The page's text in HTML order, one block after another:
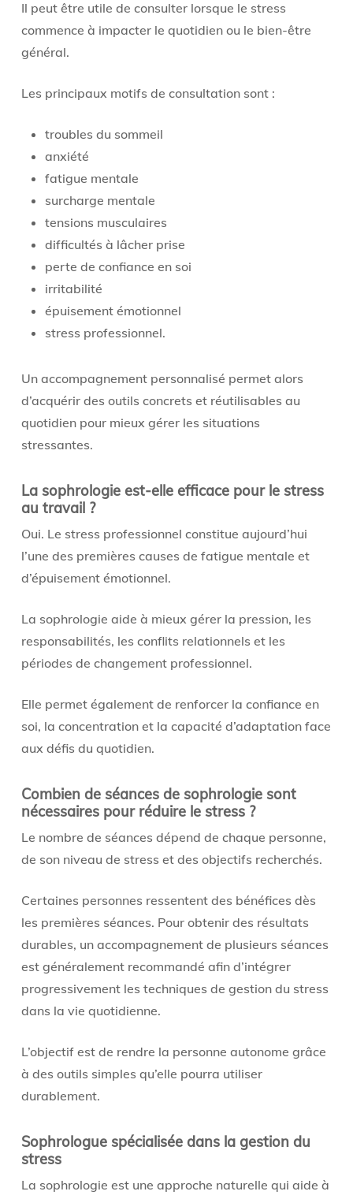
Il peut être utile de consulter lorsque le stress
commence à impacter le quotidien ou le bien-être
général.
Les principaux motifs de consultation sont :
troubles du sommeil
anxiété
fatigue mentale
surcharge mentale
tensions musculaires
difficultés à lâcher prise
perte de confiance en soi
irritabilité
épuisement émotionnel
stress professionnel.
Un accompagnement personnalisé permet alors
d’acquérir des outils concrets et réutilisables au
quotidien pour mieux gérer les situations
stressantes.
La sophrologie est-elle efficace pour le stress
au travail ?
Oui. Le stress professionnel constitue aujourd’hui
l’une des premières causes de fatigue mentale et
d’épuisement émotionnel.
La sophrologie aide à mieux gérer la pression, les
responsabilités, les conflits relationnels et les
périodes de changement professionnel.
Elle permet également de renforcer la confiance en
soi, la concentration et la capacité d’adaptation face
aux défis du quotidien.
Combien de séances de sophrologie sont
nécessaires pour réduire le stress ?
Le nombre de séances dépend de chaque personne,
de son niveau de stress et des objectifs recherchés.
Certaines personnes ressentent des bénéfices dès
les premières séances. Pour obtenir des résultats
durables, un accompagnement de plusieurs séances
est généralement recommandé afin d’intégrer
progressivement les techniques de gestion du stress
dans la vie quotidienne.
L’objectif est de rendre la personne autonome grâce
à des outils simples qu’elle pourra utiliser
durablement.
Sophrologue spécialisée dans la gestion du
stress
La sophrologie est une approche naturelle qui aide à